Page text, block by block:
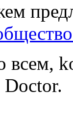
всем,